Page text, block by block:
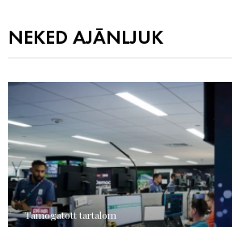
NEKED AJÁNLJUK
Támogatott tartalom